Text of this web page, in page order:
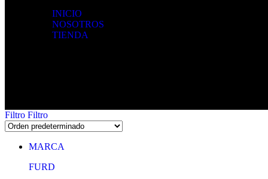
INICIO
NOSOTROS
TIENDA
Filtro Filtro
MARCA
FURD